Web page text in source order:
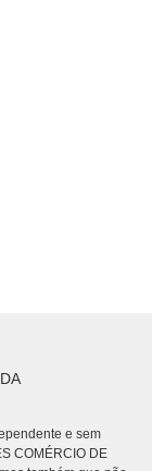
e sem
COMÉRCIO DE